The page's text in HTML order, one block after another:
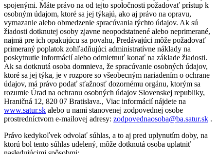
spojenými. Máte právo na od tejto spoločnosti požadovať prístup k
osobným údajom, ktoré sa jej týkajú, ako aj právo na opravu,
vymazanie alebo obmedzenie spracúvania týchto údajov. Ak sú
žiadosti dotknutej osoby zjavne neopodstatnené alebo neprimerané,
najmä pre ich opakujúcu sa povahu, Predávajúci môže požadovať
primeraný poplatok zohľadňujúci administratívne náklady na
poskytnutie informácií alebo odmietnuť konať na základe žiadosti.
Ak sa dotknutá osoba domnieva, že spracúvanie osobných údajov,
ktoré sa jej týka, je v rozpore so všeobecným nariadením o ochrane
údajov, má právo podať sťažnosť dozornému orgánu, ktorým sa
rozumie Úrad na ochranu osobných údajov Slovenskej republiky,
Hraničná 12, 820 07 Bratislava., Viac informácií nájdete na
www.satur.sk alebo u nami stanovenej zodpovednej osobe
prostredníctvom e-mailovej adresy: zodpovednaosoba@ba.satur.sk .
Právo kedykoľvek odvolať súhlas, a to aj pred uplynutím doby, na
ktorú bol tento súhlas udelený, môže dotknutá osoba uplatniť